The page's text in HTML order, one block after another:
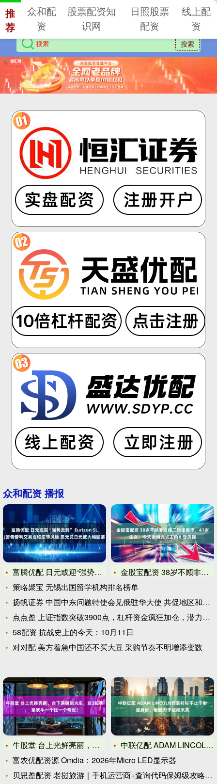
搜索
众和配资 播报
富腾优配 日元或迎“强势反转” Eurizon SLJ警告套
金股宝配资 38岁不顾非议嫁二婚张嘉译，41岁生女，今夫妻俩
策略聚宝 无锡出国留学机构排名榜单
扬帆证券 中国中东问题特使会见俄驻华大使 共促地区和平稳定
点点盈 上证指数突破3900点，杠杆资金疯狂加仓，潜力股爆发
58配资 抗战史上的今天：10月11日
对对配 美方着急中国还不买大豆 采购节奏不明增添变数
牛股堂 台上光鲜亮丽，台下满嘴跑火车，这3位明星吹牛一个比一
中联亿配 ADAM LINCOLN西装衬衫不止于彰显身份，更
富农优配资源 Omdia：2026年Micro LED显示器
贝思盈配资 老挝旅游｜手机运营商+查询代码保姆级攻略再也不慌
推
荐
众和配
资
股票配资知
识网
日照股票
配资
线上配
资